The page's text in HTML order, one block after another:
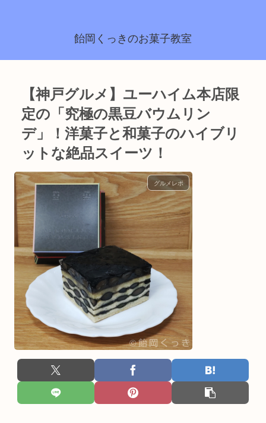
飴岡くっきのお菓子教室
【神戸グルメ】ユーハイム本店限
定の「究極の黒豆バウムリン
デ」！洋菓子と和菓子のハイブリ
ットな絶品スイーツ！
グルメレポ